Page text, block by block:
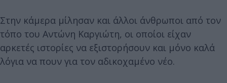
Στην κάμερα μίλησαν και άλλοι άνθρωποι από τον
τόπο του Αντώνη Καργιώτη, οι οποίοι είχαν
αρκετές ιστορίες να εξιστορήσουν και μόνο καλά
λόγια να πουν για τον αδικοχαμένο νέο.